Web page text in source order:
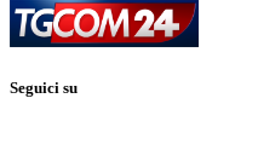
Seguici su